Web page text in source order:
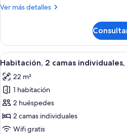
individual,
Ver más detalles
Más
1
cama
individual,
Abrir
todas
las
fotos
de
Habitación,
2
10
Habitación, 2 camas individuales,
22 m²
1 habitación
2 huéspedes
2 camas individuales
Wifi gratis